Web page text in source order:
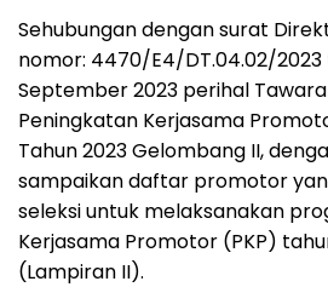
Sehubungan dengan surat
nomor: 4470/E4/DT.04.02/
September 2023 perihal
Peningkatan Kerjasama
Tahun 2023 Gelombang II,
sampaikan daftar promotor
seleksi untuk melaksanakan
Kerjasama Promotor (PKP)
(Lampiran II).